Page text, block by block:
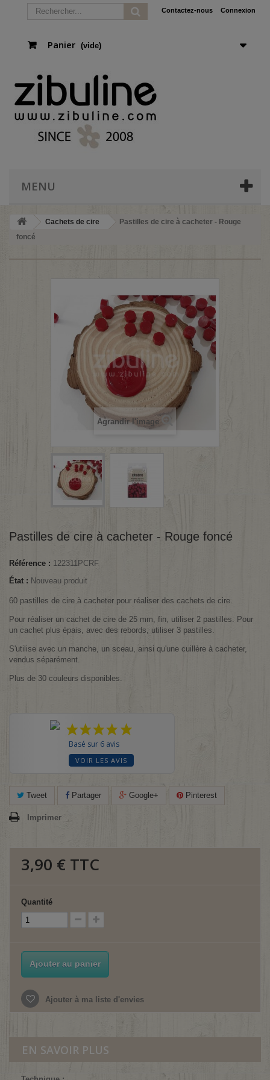
Connexion
Contactez-nous
Panier (vide)
MENU
Cachets de cire
Pastilles de cire à cacheter - Rouge
foncé
Agrandir l'image
Pastilles de cire à cacheter - Rouge foncé
Référence : 122311PCRF
État : Nouveau produit
60 pastilles de cire à cacheter pour réaliser des cachets de cire.
Pour réaliser un cachet de cire de 25 mm, fin, utiliser 2 pastilles. Pour
un cachet plus épais, avec des rebords, utiliser 3 pastilles.
S'utilise avec un manche, un sceau, ainsi qu'une cuillère à cacheter,
vendus séparément.
Plus de 30 couleurs disponibles.
Basé sur 6 avis
VOIR LES AVIS
Tweet Partager Google+ Pinterest
Imprimer
3,90 € TTC
Quantité
Ajouter au panier
Ajouter à ma liste d'envies
EN SAVOIR PLUS